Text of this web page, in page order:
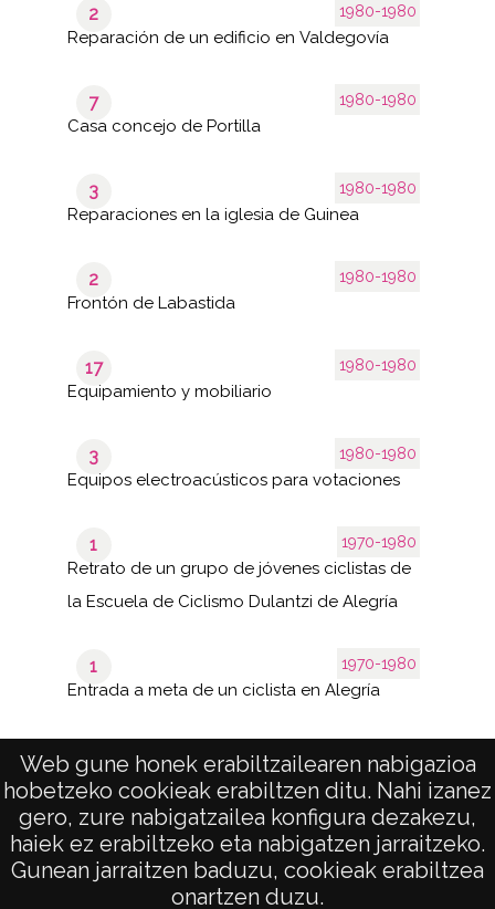
Web gune honek erabiltzailearen nabigazioa
hobetzeko cookieak erabiltzen ditu. Nahi izanez
gero, zure nabigatzailea konfigura dezakezu,
haiek ez erabiltzeko eta nabigatzen jarraitzeko.
Gunean jarraitzen baduzu, cookieak erabiltzea
onartzen duzu.
1980-1980
2
Reparación de un edificio en Valdegovía
1980-1980
7
Casa concejo de Portilla
1980-1980
3
Reparaciones en la iglesia de Guinea
1980-1980
2
Frontón de Labastida
1980-1980
17
Equipamiento y mobiliario
1980-1980
3
Equipos electroacústicos para votaciones
1970-1980
1
Retrato de un grupo de jóvenes ciclistas de
la Escuela de Ciclismo Dulantzi de Alegría
1970-1980
1
Entrada a meta de un ciclista en Alegría
de 3
páginas
41–80
de 84
results